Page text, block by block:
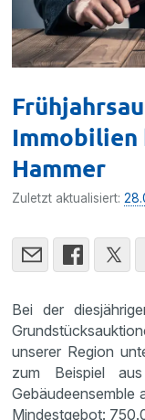
Immobilien
Hammer
Zuletzt aktualisiert:
Bei der
unserer Region
zum Beispiel
Gebäudeensemble
Mindestgebot: